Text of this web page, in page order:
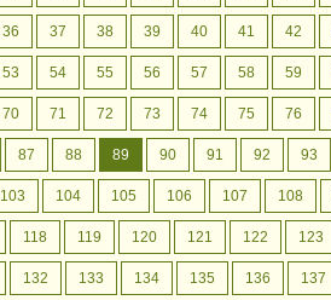
36 37 38 39 40 41 42
53 54 55 56 57 58 59
70 71 72 73 74 75 76
87 88 89 90 91 92 93
103 104 105 106 107 108
118 119 120 121 122 123
132 133 134 135 136 137